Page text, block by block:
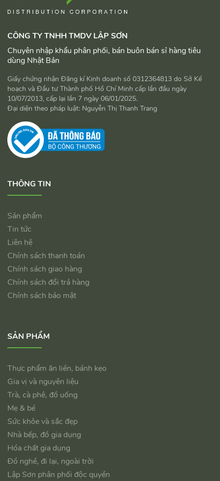
CÔNG TY TNHH TMDV LẬP SƠN
Chuyên nhập khẩu phân phối, bán buôn bán sỉ hàng tiêu
dùng Nhật Bản
Giấy chứng nhận Đăng kí Kinh doanh số 0312364813 do Sở Kế
hoạch và Đầu tư Thành phố Hồ Chí Minh cấp lần đầu ngày
10/07/2013, cấp lại lần 7 ngày 06/01/2025.
Đại diện theo pháp luật: Nguyễn Thị Thanh Trang
THÔNG TIN
Sản phẩm
Tin tức
Liên hệ
Chính sách thanh toán
Chính sách giao hàng
Chính sách đổi trả hàng
Chính sách bảo mật
SẢN PHẨM
Thực phẩm ăn liền, bánh kẹo
Gia vị và nguyên liệu
Trà, cà phê, đồ uống
Mẹ & bé
Sức khỏe và sắc đẹp
Nhà bếp, đồ gia dụng
Hóa chất gia dụng
Đồ nghề, đi lại, ngoài trời
Lập Sơn phân phối độc quyền